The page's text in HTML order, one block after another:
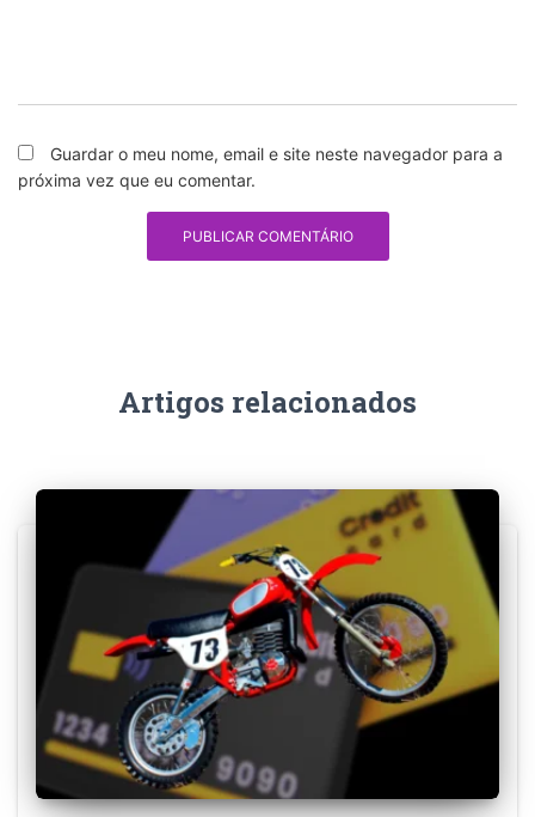
Guardar o meu nome, email e site neste navegador para a
próxima vez que eu comentar.
Artigos relacionados